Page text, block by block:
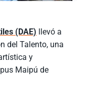
(DAE) llevó a
del Talento, una
y
Maipú de